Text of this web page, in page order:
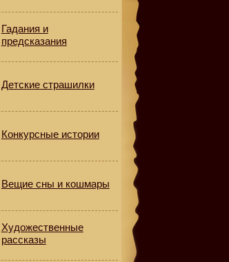
Гадания и
предсказания
Детские страшилки
Конкурсные истории
Вещие сны и кошмары
Художественные
рассказы